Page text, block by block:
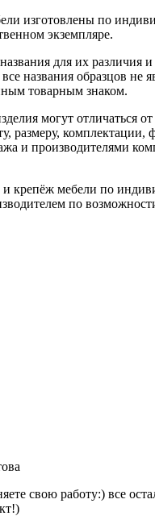
изготовлены по
экземпляре.
для их различия и
названия образцов не
товарным знаком.
могут отличаться
размеру, комплектации,
и производителями
крепёж мебели по
по
свою работу:) все